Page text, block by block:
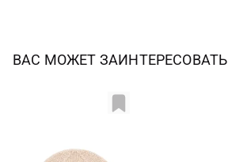
ВАС МОЖЕТ ЗАИНТЕРЕСОВАТЬ